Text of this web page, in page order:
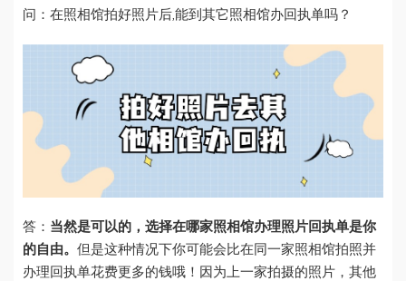
问：在照相馆拍好照片后,能到其它照相馆办回执单吗？
答： 当然是可以的，选择在哪家照相馆办理照片回执单是你
的自由。 但是这种情况下你可能会比在同一家照相馆拍照并
办理回执单花费更多的钱哦！因为上一家拍摄的照片，其他